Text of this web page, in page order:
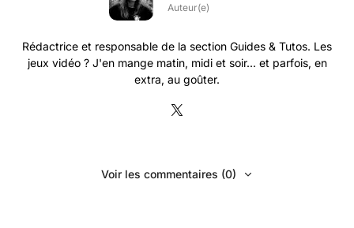
Auteur(e)
Rédactrice et responsable de la section Guides & Tutos. Les
jeux vidéo ? J'en mange matin, midi et soir... et parfois, en
extra, au goûter.
Voir les commentaires (0)